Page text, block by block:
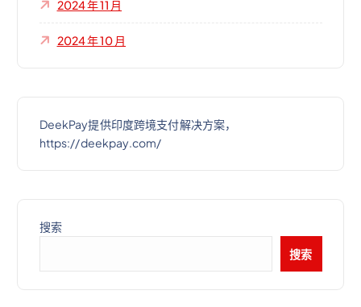
2024 年 11 月
2024 年 10 月
DeekPay提供印度跨境支付解决方案，
https://deekpay.com/
搜索
搜索